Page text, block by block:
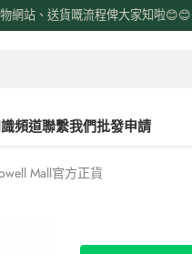
網站、送貨嘅流程俾大家知啦😊😊
頻道聯繫我們批發申請
Mall官方正貨